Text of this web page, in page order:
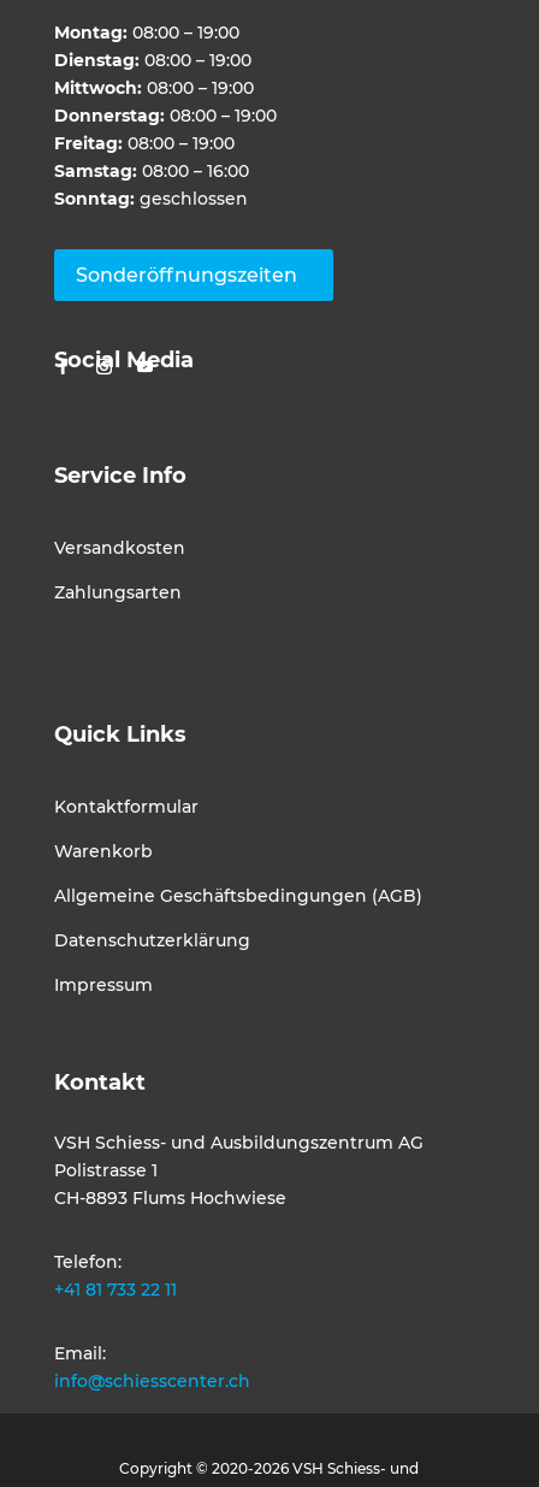
Montag: 08:00 – 19:00
Dienstag: 08:00 – 19:00
Mittwoch: 08:00 – 19:00
Donnerstag: 08:00 – 19:00
Freitag: 08:00 – 19:00
Samstag: 08:00 – 16:00
Sonntag: geschlossen
Sonderöffnungszeiten
Social Media
Service Info
Versandkosten
Zahlungsarten
Quick Links
Kontaktformular
Warenkorb
Allgemeine Geschäftsbedingungen (AGB)
Datenschutzerklärung
Impressum
Kontakt
VSH Schiess- und Ausbildungszentrum AG
Polistrasse 1
CH-8893 Flums Hochwiese
Telefon:
+41 81 733 22 11
Email:
info@schiesscenter.ch
Copyright © 2020-2026 VSH Schiess- und